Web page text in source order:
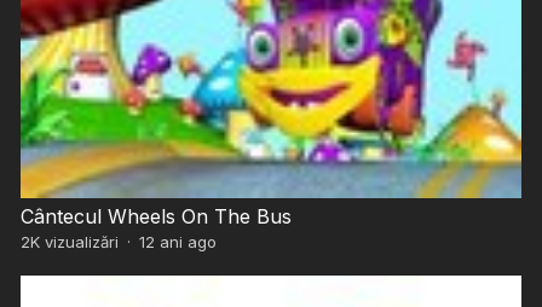
Cântecul Wheels On The Bus
2Kvizualizări · 12 ani ago